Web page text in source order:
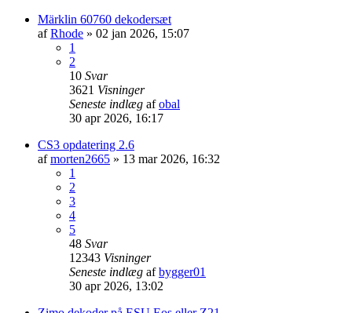
Märklin 60760 dekodersæt
afRhode » 02 jan 2026, 15:07
1
2
10 Svar
3621 Visninger
Seneste indlæg afobal
30 apr 2026, 16:17
CS3 opdatering 2.6
afmorten2665 » 13 mar 2026, 16:32
1
2
3
4
5
48 Svar
12343 Visninger
Seneste indlæg afbygger01
30 apr 2026, 13:02